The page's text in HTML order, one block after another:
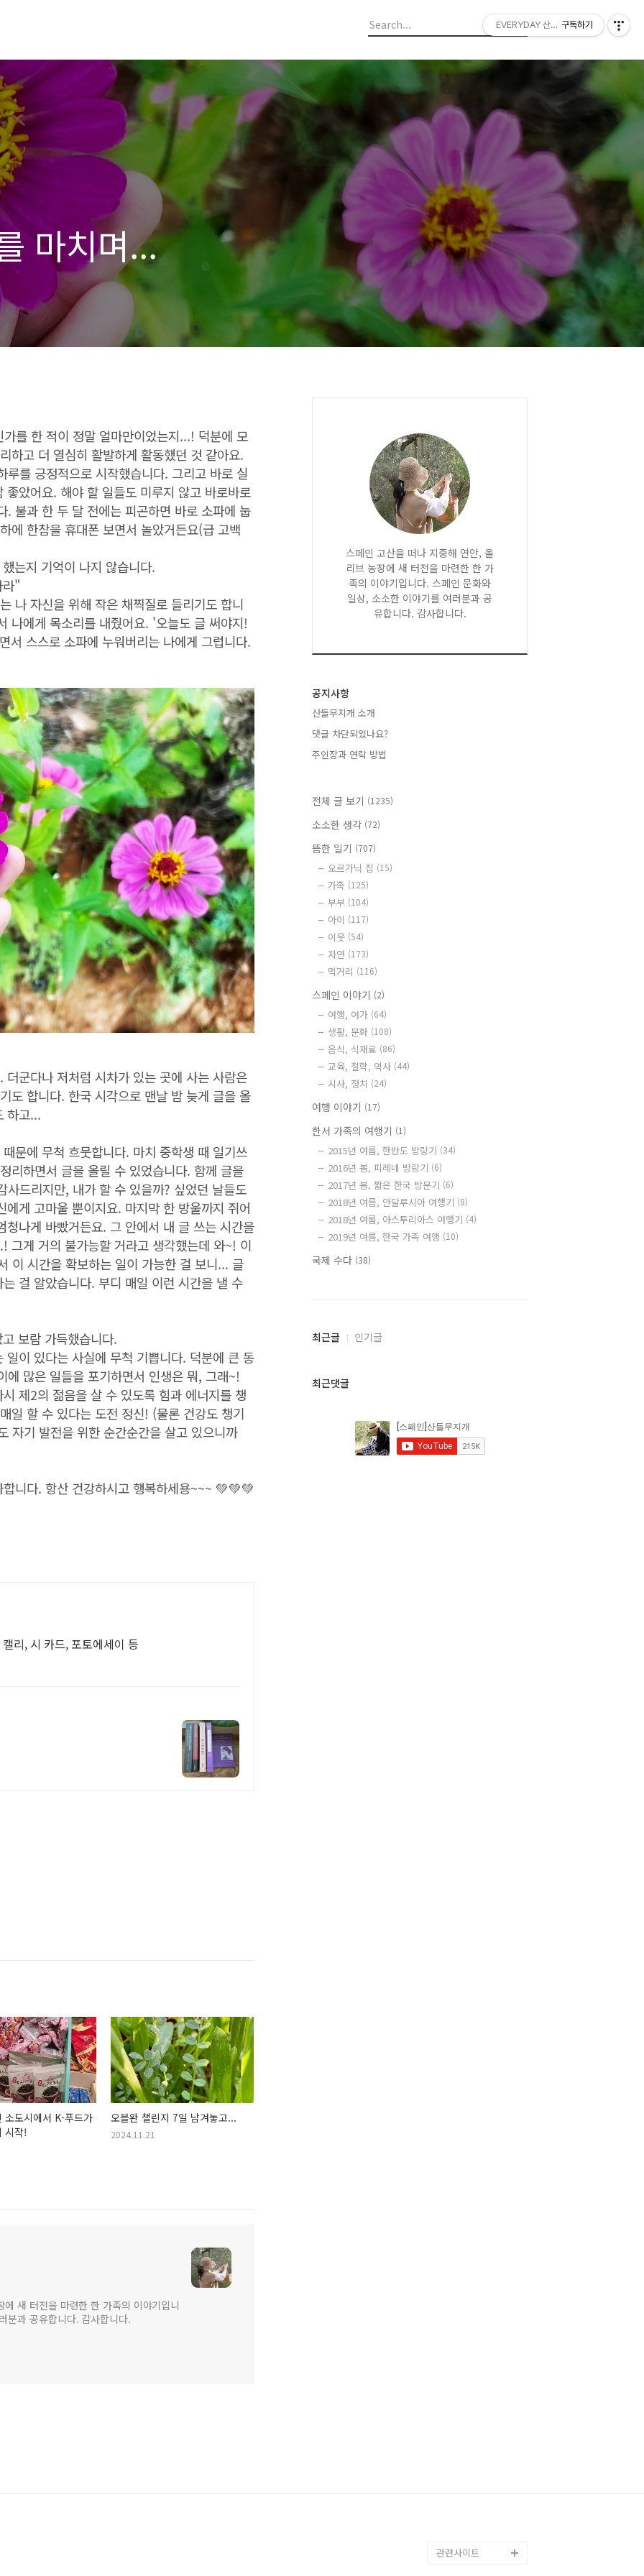
마치며...
를 한 적이 정말 얼마만이었는지...! 덕분에 모
하고 더 열심히 활발하게 활동했던 것 같아요.
를 긍정적으로 시작했습니다. 그리고 바로 실
았어요. 해야 할 일들도 미루지 않고 바로바로
. 불과 한 두 달 전에는 피곤하면 바로 소파에 눕
에 한참을 휴대폰 보면서 놀았거든요(급 고백
는지 기억이 나지 않습니다.
라"
나 자신을 위해 작은 채찍질로 들리기도 합니
나에게 목소리를 내줬어요. '오늘도 글 써야지!
서 스스로 소파에 누워버리는 나에게 그럽니다.
군다나 저처럼 시차가 있는 곳에 사는 사람은
도 합니다. 한국 시각으로 맨날 밤 늦게 글을 올
하고...
문에 무척 흐뭇합니다. 마치 중학생 때 일기쓰
리하면서 글을 올릴 수 있었습니다. 함께 글을
드리지만, 내가 할 수 있을까? 싶었던 날들도
게 고마울 뿐이지요. 마지막 한 방울까지 쥐어
나게 바빴거든요. 그 안에서 내 글 쓰는 시간을
그게 거의 불가능할 거라고 생각했는데 와~! 이
이 시간을 확보하는 일이 가능한 걸 보니... 글
걸 알았습니다. 부디 매일 이런 시간을 낼 수
보람 가득했습니다.
이 있다는 사실에 무척 기쁩니다. 덕분에 큰 동
많은 일들을 포기하면서 인생은 뭐, 그래~!
제2의 젊음을 살 수 있도록 힘과 에너지를 챙
일 할 수 있다는 도전 정신! (물론 건강도 챙기
자기 발전을 위한 순간순간을 살고 있으니까
니다. 항산 건강하시고 행복하세용~~~ 💚💚💚
리, 시 카드, 포토에세이 등
소도시에서 K-푸드가
시작!
오블완 챌린지 7일 남겨놓고...
2024.11.21
새 터전을 마련한 한 가족의 이야기입니
분과 공유합니다. 감사합니다.
스페인 고산을 떠나 지중해 연안, 올
리브 농장에 새 터전을 마련한 한 가
족의 이야기입니다. 스페인 문화와
일상, 소소한 이야기를 여러분과 공
유합니다. 감사합니다.
공지사항
산들무지개 소개
댓글 차단되었나요?
주인장과 연락 방법
전체 글 보기 (1235)
소소한 생각 (72)
뜸한 일기 (707)
오르가닉 집 (15)
가족 (125)
부부 (104)
아이 (117)
이웃 (54)
자연 (173)
먹거리 (116)
스페인 이야기 (2)
여행, 여가 (64)
생활, 문화 (108)
음식, 식재료 (86)
교육, 철학, 역사 (44)
시사, 정치 (24)
여행 이야기 (17)
한서 가족의 여행기 (1)
2015년 여름, 한반도 방랑기 (34)
2016년 봄, 피레네 방랑기 (6)
2017년 봄, 짧은 한국 방문기 (6)
2018년 여름, 안달루시아 여행기 (8)
2018년 여름, 아스투리아스 여행기 (4)
2019년 여름, 한국 가족 여행 (10)
국제 수다 (38)
최
과
최근글 인기글
최근댓글
관련사이트
EVERYDAY 산들랜드구독하기